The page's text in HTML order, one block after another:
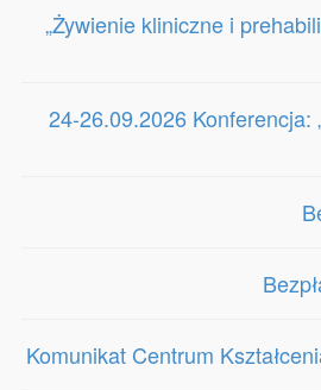
„Żywienie kliniczne i
24-26.09.2026 Konferencja:
Komunikat Centrum